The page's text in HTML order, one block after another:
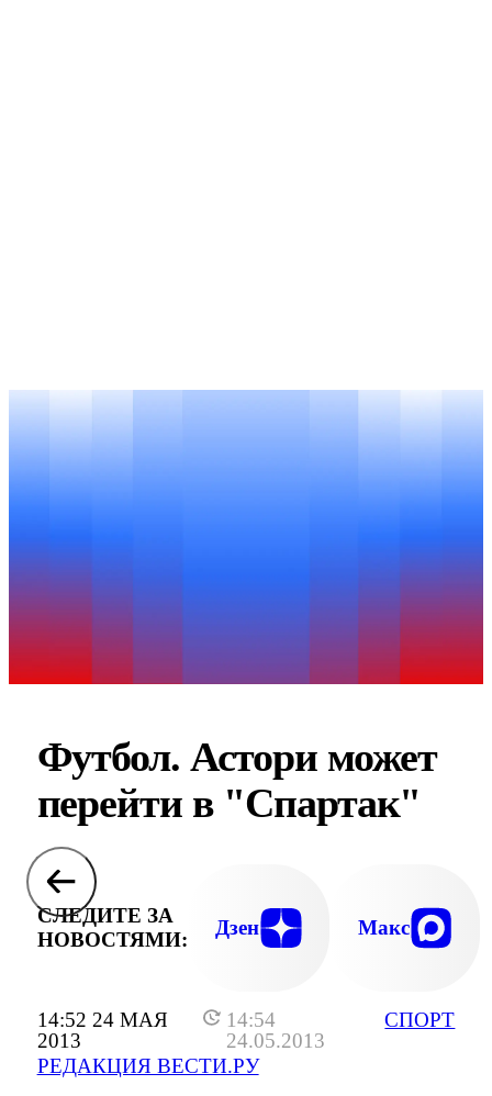
14:52 24 МАЯ
2013
14:54
24.05.2013
РЕДАКЦИЯ ВЕСТИ.РУ
СПОРТ
Футбол. Астори может
перейти в "Спартак"
СЛЕДИТЕ ЗА
НОВОСТЯМИ:
Дзен Макс